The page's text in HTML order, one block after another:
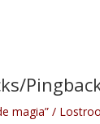
magia” /